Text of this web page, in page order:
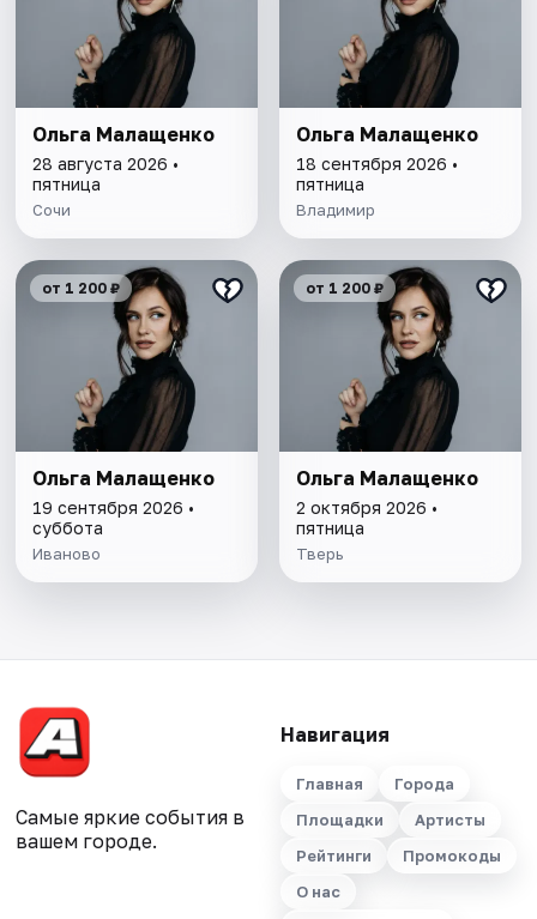
Ольга Малащенко
28 августа 2026 •
пятница
Сочи
Ольга Малащенко
18 сентября 2026 •
пятница
Владимир
от 1 200 ₽
Ольга Малащенко
19 сентября 2026 •
суббота
Иваново
от 1 200 ₽
Ольга Малащенко
2 октября 2026 •
пятница
Тверь
Самые яркие события в
вашем городе.
Навигация
Главная
Города
Площадки
Артисты
Рейтинги
Промокоды
О нас